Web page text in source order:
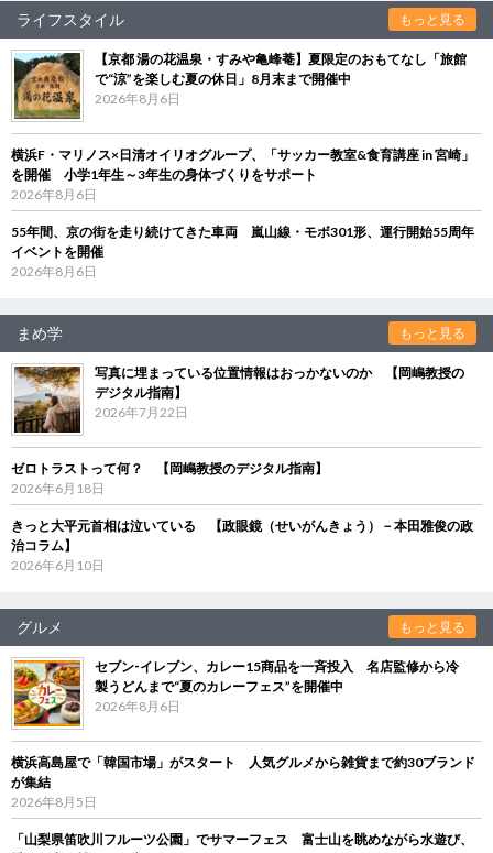
ライフスタイル もっと見る
【京都 湯の花温泉・すみや亀峰菴】夏限定のおもてなし「旅館
で“涼”を楽しむ夏の休日」8月末まで開催中
2026年8月6日
横浜F・マリノス×日清オイリオグループ、「サッカー教室&食育講座 in 宮崎」
を開催 小学1年生～3年生の身体づくりをサポート
2026年8月6日
55年間、京の街を走り続けてきた車両 嵐山線・モボ301形、運行開始55周年
イベントを開催
2026年8月6日
まめ学 もっと見る
写真に埋まっている位置情報はおっかないのか 【岡嶋教授の
デジタル指南】
2026年7月22日
ゼロトラストって何？ 【岡嶋教授のデジタル指南】
2026年6月18日
きっと大平元首相は泣いている 【政眼鏡（せいがんきょう）－本田雅俊の政
治コラム】
2026年6月10日
グルメ もっと見る
セブン‐イレブン、カレー15商品を一斉投入 名店監修から冷
製うどんまで“夏のカレーフェス”を開催中
2026年8月6日
横浜高島屋で「韓国市場」がスタート 人気グルメから雑貨まで約30ブランド
が集結
2026年8月5日
「山梨県笛吹川フルーツ公園」でサマーフェス 富士山を眺めながら水遊び、